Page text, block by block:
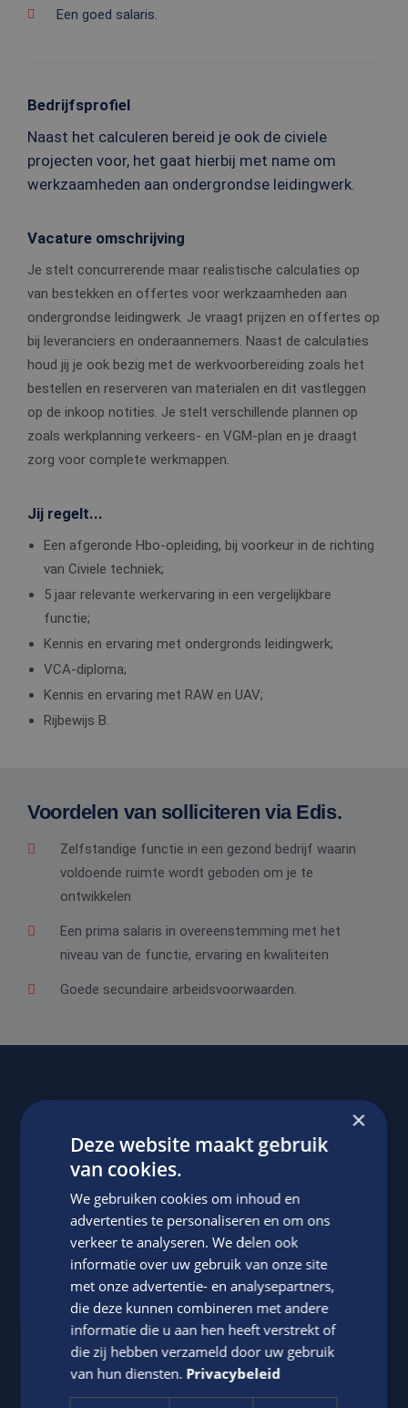
Een goed salaris.
Bedrijfsprofiel
Naast het calculeren bereid je ook de civiele
projecten voor, het gaat hierbij met name om
werkzaamheden aan ondergrondse leidingwerk.
Vacature omschrijving
Je stelt concurrerende maar realistische calculaties op
van bestekken en offertes voor werkzaamheden aan
ondergrondse leidingwerk. Je vraagt prijzen en offertes op
bij leveranciers en onderaannemers. Naast de calculaties
houd jij je ook bezig met de werkvoorbereiding zoals het
bestellen en reserveren van materialen en dit vastleggen
op de inkoop notities. Je stelt verschillende plannen op
zoals werkplanning verkeers- en VGM-plan en je draagt
zorg voor complete werkmappen.
Jij regelt...
Een afgeronde Hbo-opleiding, bij voorkeur in de richting
van Civiele techniek;
5 jaar relevante werkervaring in een vergelijkbare
functie;
Kennis en ervaring met ondergronds leidingwerk;
VCA-diploma;
Kennis en ervaring met RAW en UAV;
Rijbewijs B.
Voordelen van solliciteren via Edis.
Zelfstandige functie in een gezond bedrijf waarin
voldoende ruimte wordt geboden om je te
ontwikkelen
Een prima salaris in overeenstemming met het
niveau van de functie, ervaring en kwaliteiten
Goede secundaire arbeidsvoorwaarden.
Of regel hetmet Jasper.
Jasper Bout
Neem contact op met ons via telefoon of e-mail.
06-22790494
×
Deze website maakt gebruik
van cookies.
We gebruiken cookies om inhoud en
advertenties te personaliseren en om ons
verkeer te analyseren. We delen ook
informatie over uw gebruik van onze site
met onze advertentie- en analysepartners,
die deze kunnen combineren met andere
informatie die u aan hen heeft verstrekt of
die zij hebben verzameld door uw gebruik
van hun diensten. Privacybeleid